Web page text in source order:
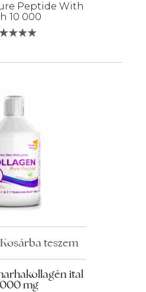
Peptide With
10 000
ital
mg
Kosárba teszem